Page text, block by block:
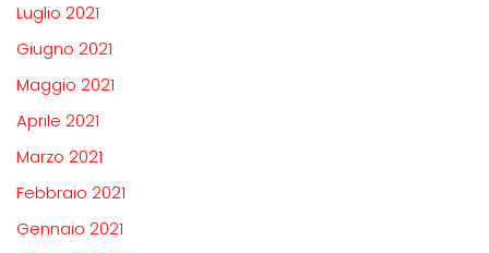
Luglio 2021
Giugno 2021
Maggio 2021
Aprile 2021
Marzo 2021
Febbraio 2021
Gennaio 2021